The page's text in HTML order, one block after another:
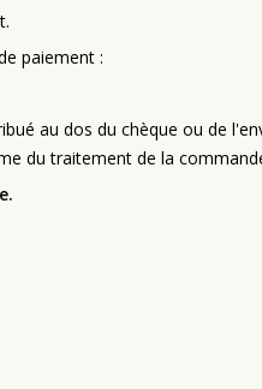
paiement :
au dos du chèque ou de
du traitement de la